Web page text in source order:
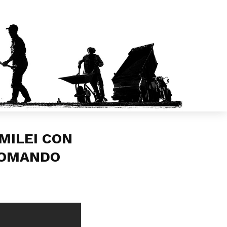
CON